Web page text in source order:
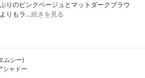
りのピンクベージュとマットダークブラウ
りもラ…続きを見る
ムシー)
シャドー